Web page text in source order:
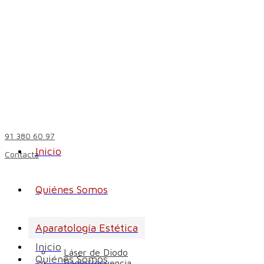
91 380 60 97
ContactaInicio
Quiénes Somos
Aparatología Estética
Láser de Diodo
Inicio
Quiénes Somos